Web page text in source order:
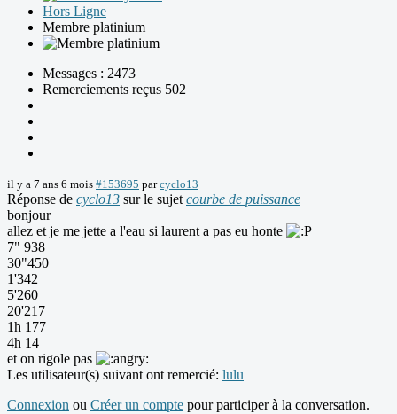
Hors Ligne
Membre platinium
Messages : 2473
Remerciements reçus 502
il y a 7 ans 6 mois #153695 parcyclo13
Réponse de cyclo13 sur le sujet courbe de puissance
bonjour
allez et je me jette a l'eau si laurent a pas eu honte
7" 938
30"450
1'342
5'260
20'217
1h 177
4h 14
et on rigole pas
Les utilisateur(s) suivant ont remercié: lulu
Connexion ou Créer un compte pour participer à la conversation.